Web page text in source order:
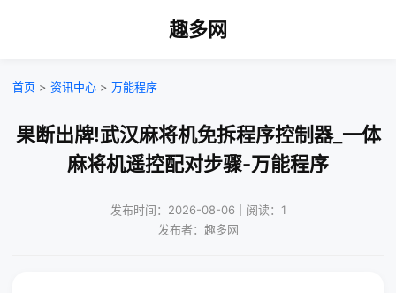
趣多网
首页 > 资讯中心 > 万能程序
果断出牌!武汉麻将机免拆程序控制器_一体
麻将机遥控配对步骤-万能程序
发布时间：2026-08-06｜阅读：1
发布者：趣多网